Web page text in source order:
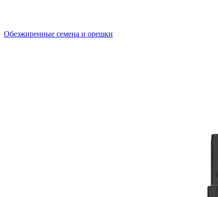
Обезжиренные семена и орешки